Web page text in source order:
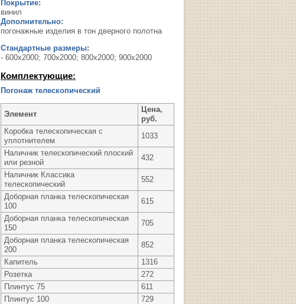
Покрытие:
винил
Дополнительно:
погонажные изделия в тон дверного полотна
Стандартные размеры:
- 600х2000; 700х2000; 800х2000; 900х2000
Комплектующие:
Погонаж телескопический
Элемент
Цена,
руб.
Коробка телескопическая с
уплотнителем
1033
Наличник телескопический плоский
или резной
432
Наличник Классика
телескопический
552
Доборная планка телескопическая
100
615
Доборная планка телескопическая
150
705
Доборная планка телескопическая
200
852
Капитель
1316
Розетка
272
Плинтус 75
611
Плинтус 100
729